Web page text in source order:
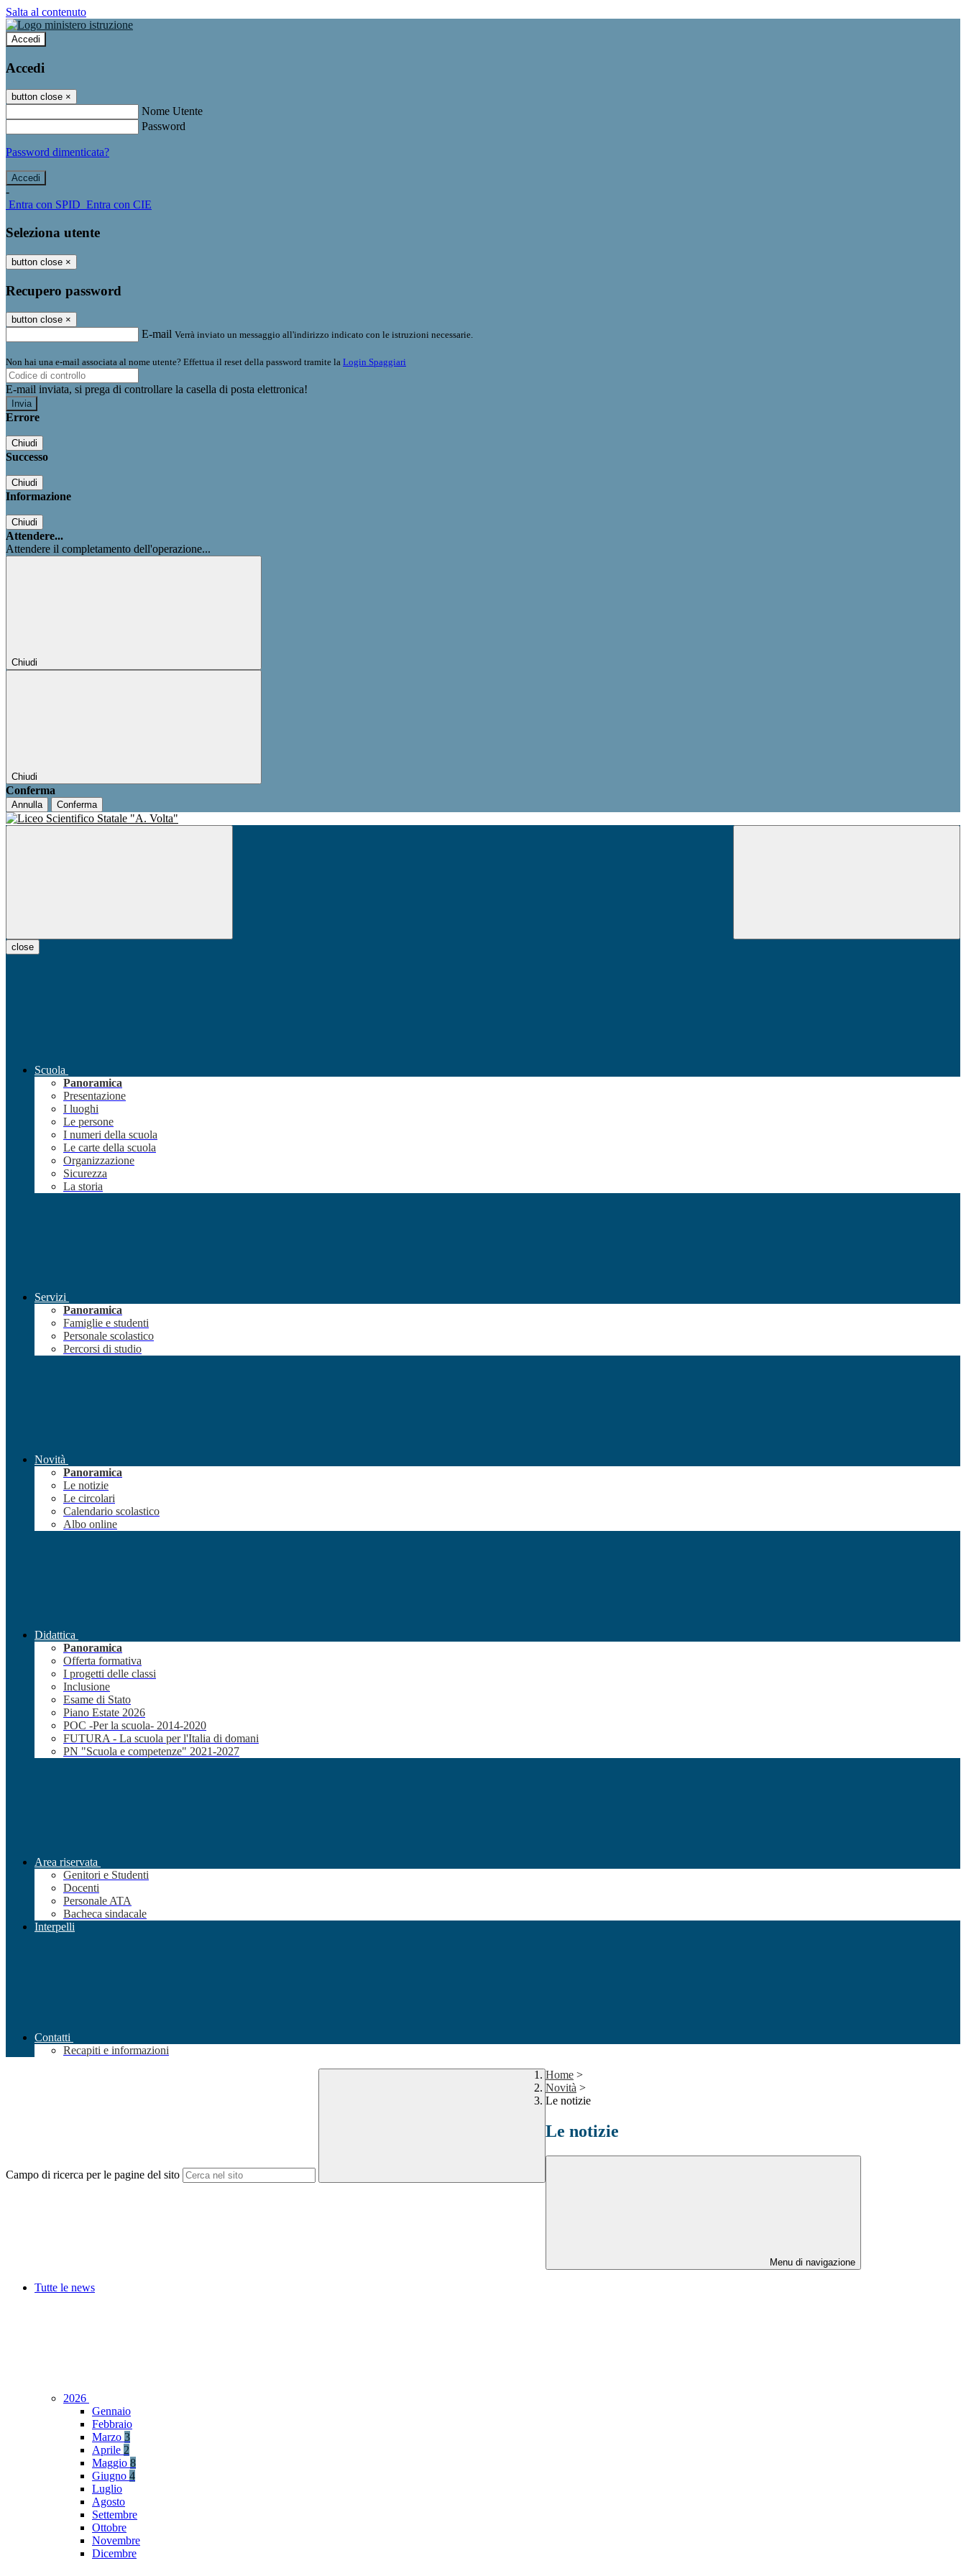
Salta al contenuto
Accedi
Accedi
button close ×
Nome Utente
Password
Password dimenticata?
-
Entra con SPID Entra con CIE
Seleziona utente
button close ×
Recupero password
button close ×
E-mail Verrà inviato un messaggio all'indirizzo indicato con le istruzioni necessarie.
Non hai una e-mail associata al nome utente? Effettua il reset della password tramite la Login Spaggiari
E-mail inviata, si prega di controllare la casella di posta elettronica!
Errore
Chiudi
Successo
Chiudi
Informazione
Chiudi
Attendere...
Attendere il completamento dell'operazione...
Chiudi
Chiudi
Conferma
Annulla Conferma
close
Scuola
Panoramica
Presentazione
I luoghi
Le persone
I numeri della scuola
Le carte della scuola
Organizzazione
Sicurezza
La storia
Servizi
Panoramica
Famiglie e studenti
Personale scolastico
Percorsi di studio
Novità
Panoramica
Le notizie
Le circolari
Calendario scolastico
Albo online
Didattica
Panoramica
Offerta formativa
I progetti delle classi
Inclusione
Esame di Stato
Piano Estate 2026
POC -Per la scuola- 2014-2020
FUTURA - La scuola per l'Italia di domani
PN "Scuola e competenze" 2021-2027
Area riservata
Genitori e Studenti
Docenti
Personale ATA
Bacheca sindacale
Interpelli
Contatti
Recapiti e informazioni
Campo di ricerca per le pagine del sito
Home >
Novità >
Le notizie
Le notizie
Menu di navigazione
Tutte le news
2026
Gennaio
Febbraio
Marzo 3
Aprile 2
Maggio 8
Giugno 4
Luglio
Agosto
Settembre
Ottobre
Novembre
Dicembre